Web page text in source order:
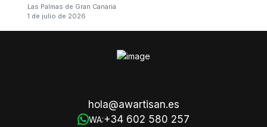
Las Palmas de Gran Canaria
1 de julio de 2026
hola@awartisan.es
WA:+34 602 580 257